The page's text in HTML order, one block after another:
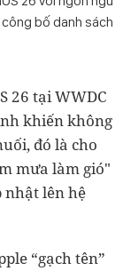
bố danh sách
26 tại WWDC
khiến không
đó là cho
mưa làm gió"
nhật lên hệ
“gạch tên”